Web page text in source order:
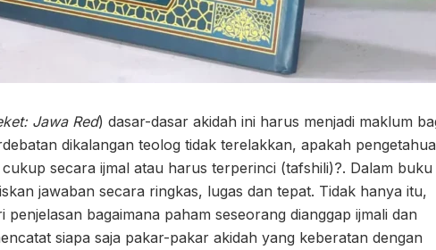
Jawa Red) dasar-dasar akidah ini harus menjadi maklum
dikalangan teolog tidak terelakkan, apakah
secara ijmal atau harus terperinci (tafshili)?. Dalam buku
jawaban secara ringkas, lugas dan tepat. Tidak hanya itu,
penjelasan bagaimana paham seseorang dianggap ijmali dan
siapa saja pakar-pakar akidah yang keberatan dengan